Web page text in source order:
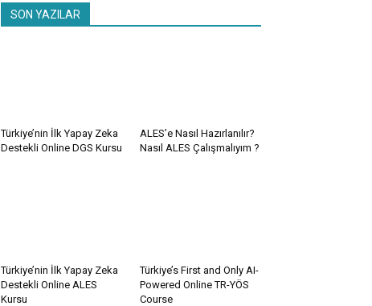
SON YAZILAR
Türkiye’nin İlk Yapay Zeka
Destekli Online DGS Kursu
ALES’e Nasıl Hazırlanılır?
Nasıl ALES Çalışmalıyım ?
Türkiye’nin İlk Yapay Zeka
Destekli Online ALES
Kursu
Türkiye’s First and Only AI-
Powered Online TR-YÖS
Course